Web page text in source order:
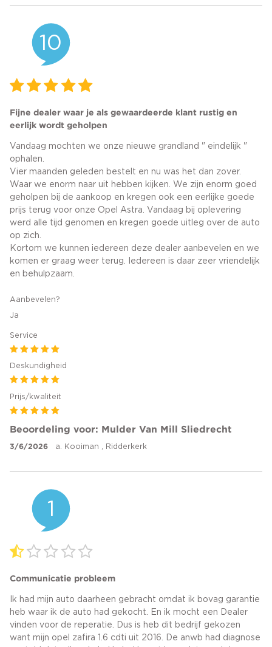
10
Fijne dealer waar je als gewaardeerde klant rustig en
eerlijk wordt geholpen
Vandaag mochten we onze nieuwe grandland " eindelijk "
ophalen.
Vier maanden geleden bestelt en nu was het dan zover.
Waar we enorm naar uit hebben kijken. We zijn enorm goed
geholpen bij de aankoop en kregen ook een eerlijke goede
prijs terug voor onze Opel Astra. Vandaag bij oplevering
werd alle tijd genomen en kregen goede uitleg over de auto
op zich.
Kortom we kunnen iedereen deze dealer aanbevelen en we
komen er graag weer terug. Iedereen is daar zeer vriendelijk
en behulpzaam.
Aanbevelen?
Ja
Service
Deskundigheid
Prijs/kwaliteit
Beoordeling voor: Mulder Van Mill Sliedrecht
3/6/2026 a. Kooiman , Ridderkerk
1
Communicatie probleem
Ik had mijn auto daarheen gebracht omdat ik bovag garantie
heb waar ik de auto had gekocht. En ik mocht een Dealer
vinden voor de reperatie. Dus is heb dit bedrijf gekozen
want mijn opel zafira 1.6 cdti uit 2016. De anwb had diagnose